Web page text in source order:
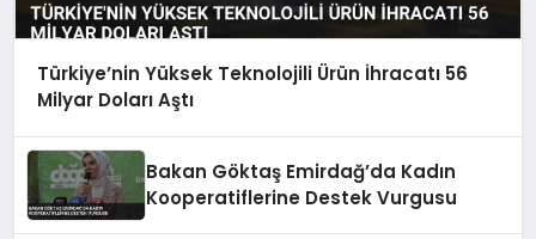
Türkiye’nin Yüksek Teknolojili Ürün İhracatı 56
Milyar Doları Aştı
Bakan Göktaş Emirdağ’da Kadın
Kooperatiflerine Destek Vurgusu